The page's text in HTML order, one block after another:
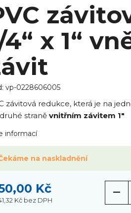
4“ x 1“
vp-0228606005
závitová redukce, která je na
straně vnitřním závitem 1"
informací
na naskladnění
Kč
Kč bez DPH